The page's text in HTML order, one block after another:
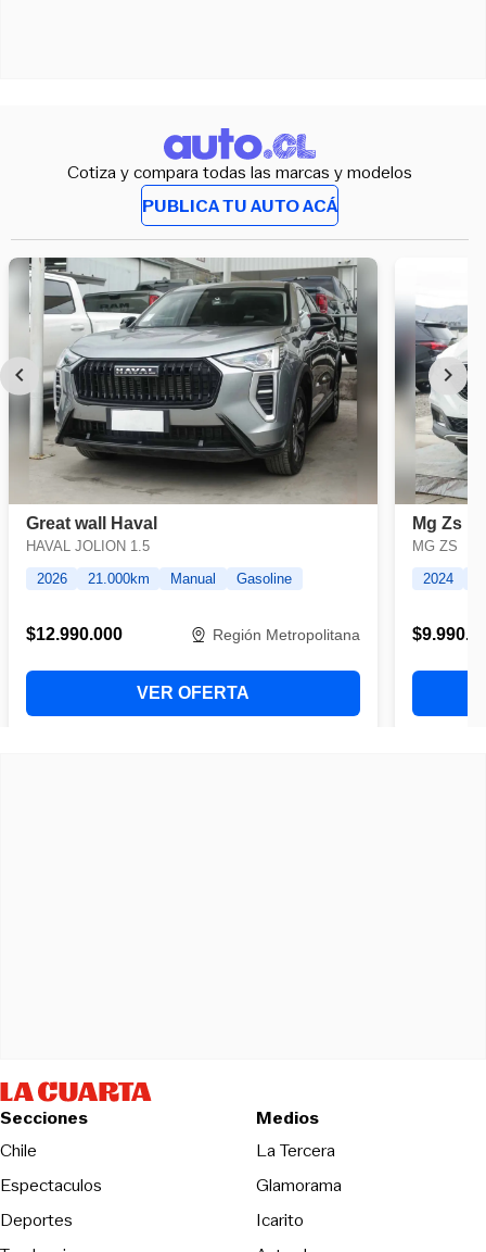
Cotiza y compara todas las marcas y modelos
PUBLICA TU AUTO ACÁ
Secciones
Chile
Espectaculos
Deportes
Medios
La TerceraOpens in new
Glamorama
Icarito